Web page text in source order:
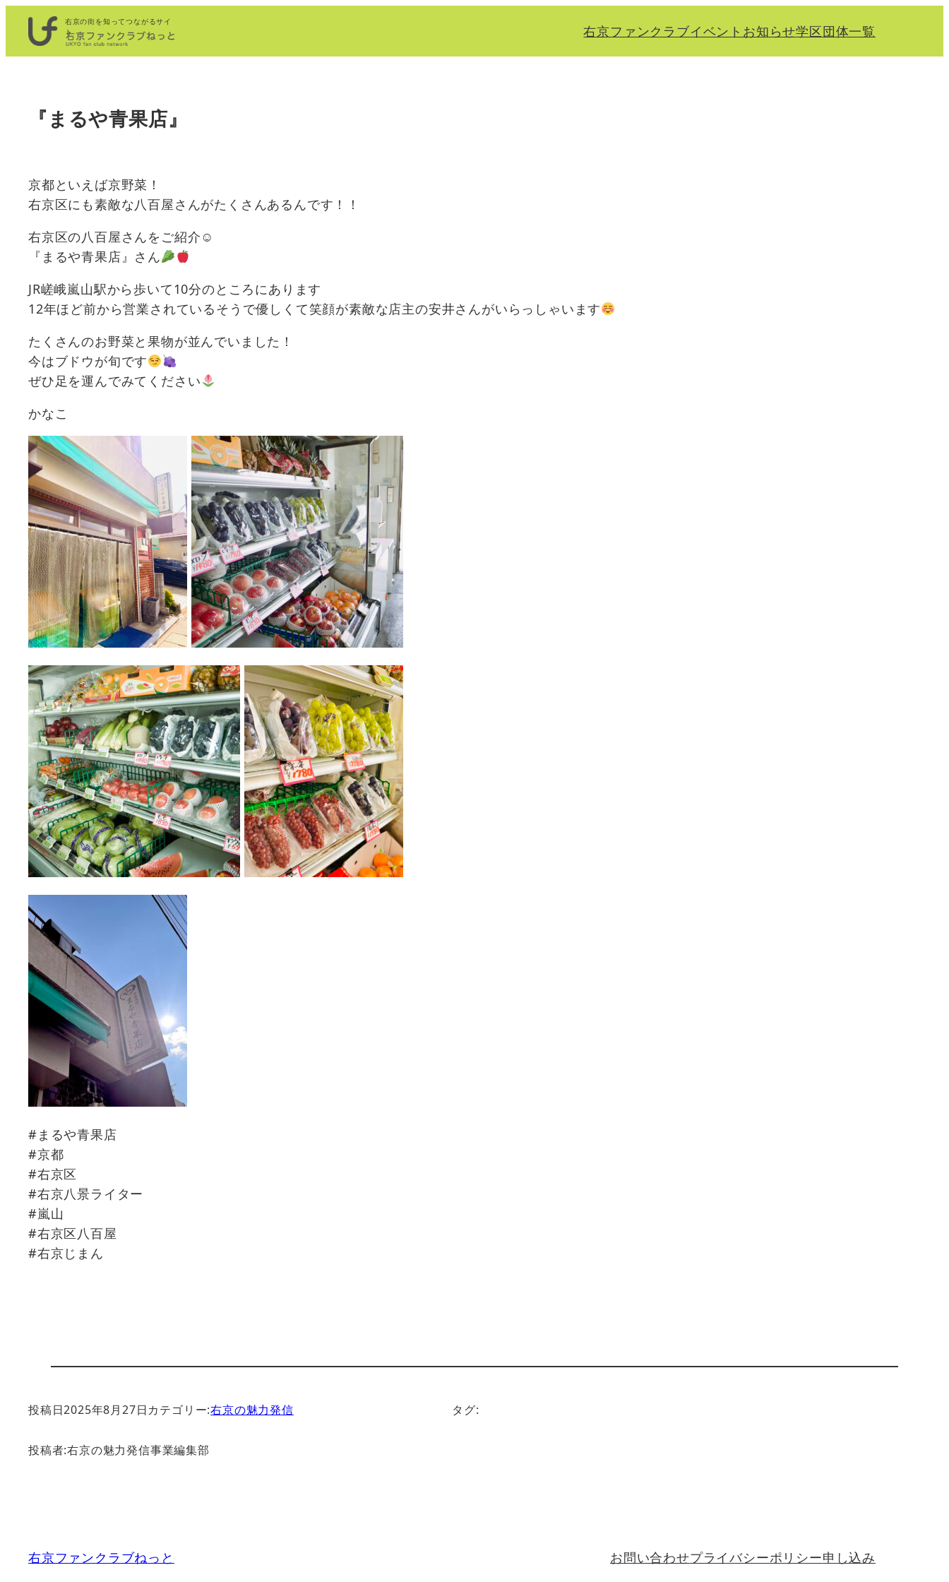
を
右京の街を知ってつながるサイ
ト
右京ファンクラブイベント お知らせ学区団体一覧
『まるや青果店』
京都といえば京野菜！
右京区にも素敵な八百屋さんがたくさんあるんです！！
右京区の八百屋さんをご紹介☺︎
『まるや青果店』さん
JR嵯峨嵐山駅から歩いて10分のところにあります
12年ほど前から営業されているそうで優しくて笑顔が素敵な店主の安井さんがいらっしゃいます
たくさんのお野菜と果物が並んでいました！
今はブドウが旬です
ぜひ足を運んでみてください
かなこ
#まるや青果店
#京都
#右京区
#右京八景ライター
#嵐山
#右京区八百屋
#右京じまん
投稿日2025年8月27日カテゴリー:右京の魅力発信
投稿者:右京の魅力発信事業編集部
タグ:
右京ファンクラブねっと お問い合わせプライバシーポリシー申し込み